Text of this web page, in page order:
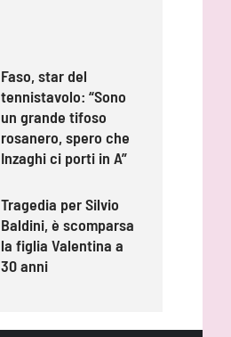
Faso, star del
tennistavolo: “Sono
un grande tifoso
rosanero, spero che
Inzaghi ci porti in A”
Tragedia per Silvio
Baldini, è scomparsa
la figlia Valentina a
30 anni